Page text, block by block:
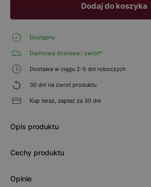
Dodaj do koszyka
Dostępny
Darmowa dostawa i zwrot*
Dostawa w ciągu 2-5 dni roboczych
30 dni na zwrot produktu
Kup teraz, zapłać za 30 dni
Opis produktu
Cechy produktu
Opinie